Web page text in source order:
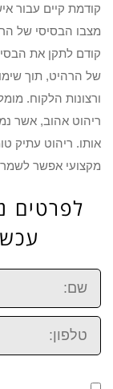
קודמת קיים עבור
מצבו הבסיסי של
קודם לתקן את
של הרהיט, תוך
ורצונות הלקוח.
ריהוט אהוב, אשר
אותו. ריהוט עתיק
מקצועי אפשר
לפרטים
עכשיו:
שם:
טלפון: